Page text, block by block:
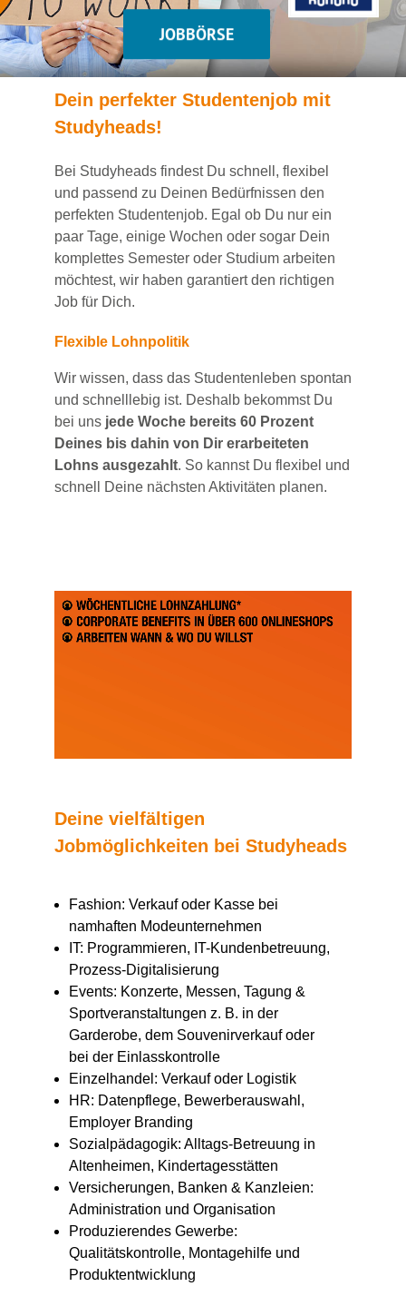
JOBBÖRSE
Dein perfekter Studentenjob mit
Studyheads!
Bei Studyheads findest Du schnell, flexibel
und passend zu Deinen Bedürfnissen den
perfekten Studentenjob. Egal ob Du nur ein
paar Tage, einige Wochen oder sogar Dein
komplettes Semester oder Studium arbeiten
möchtest, wir haben garantiertden richtigen
Job für Dich.
Flexible Lohnpolitik
Wir wissen, dass das Studentenleben spontan
und schnelllebig ist. Deshalb bekommst Du
bei uns jede Woche bereits 60 Prozent
Deines bis dahin von Dir erarbeiteten
Lohns ausgezahlt. So kannst Du flexibel und
schnell Deine nächsten Aktivitäten planen.
Deine vielfältigen
Jobmöglichkeiten bei Studyheads
Fashion: Verkauf oder Kasse bei
namhaften Modeunternehmen
IT: Programmieren, IT-Kundenbetreuung,
Prozess-Digitalisierung
Events: Konzerte, Messen, Tagung &
Sportveranstaltungen z. B. in der
Garderobe, dem Souvenirverkauf oder
bei der Einlasskontrolle
Einzelhandel: Verkauf oder Logistik
HR: Datenpflege, Bewerberauswahl,
Employer Branding
Sozialpädagogik: Alltags-Betreuung in
Altenheimen, Kindertagesstätten
Versicherungen, Banken & Kanzleien:
Administration und Organisation
Produzierendes Gewerbe:
Qualitätskontrolle, Montagehilfe und
Produktentwicklung